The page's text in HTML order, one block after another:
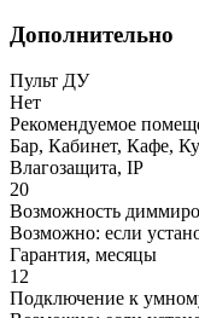
Дополнительно
Пульт ДУ
Нет
Рекомендуемое
Бар, Кабинет, Кафе,
Влагозащита, IP
20
Возможность
Возможно: если
Гарантия, месяцы
12
Подключение к